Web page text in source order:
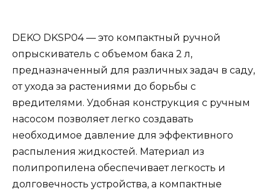
DEKO DKSP04 — это компактный ручной
опрыскиватель с объемом бака 2 л,
предназначенный для различных задач в саду,
от ухода за растениями до борьбы с
вредителями. Удобная конструкция с ручным
насосом позволяет легко создавать
необходимое давление для эффективного
распыления жидкостей. Материал из
полипропилена обеспечивает легкость и
долговечность устройства, а компактные